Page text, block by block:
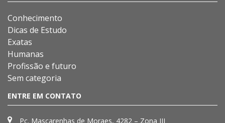
Conhecimento
Dicas de Estudo
Exatas
Humanas
Profissão e futuro
Sem categoria
ENTRE EM CONTATO
Pç. Mascarenhas de Moraes, 4282 – Zona III